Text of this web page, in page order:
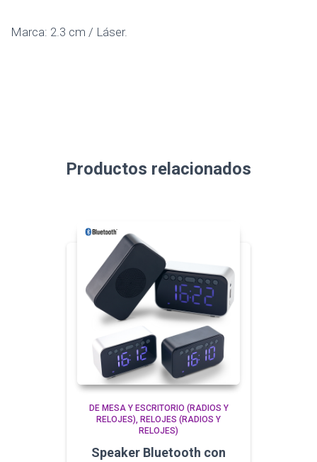
Marca: 2.3 cm / Láser.
Productos relacionados
DE MESA Y ESCRITORIO (RADIOS Y
RELOJES)
RELOJES (RADIOS Y
RELOJES)
Speaker Bluetooth con